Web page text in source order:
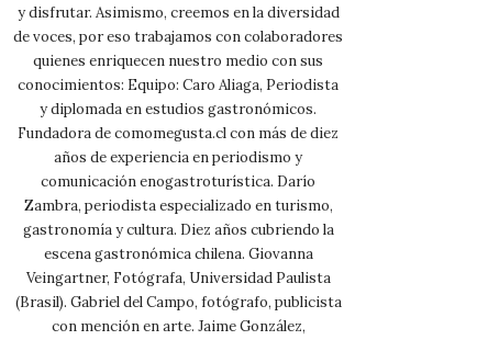
y disfrutar. Asimismo, creemos en la diversidad
de voces, por eso trabajamos con colaboradores
quienes enriquecen nuestro medio con sus
conocimientos: Equipo: Caro Aliaga, Periodista
y diplomada en estudios gastronómicos.
Fundadora de comomegusta.cl con más de diez
años de experiencia en periodismo y
comunicación enogastroturística. Darío
Zambra, periodista especializado en turismo,
gastronomía y cultura. Diez años cubriendo la
escena gastronómica chilena. Giovanna
Veingartner, Fotógrafa, Universidad Paulista
(Brasil). Gabriel del Campo, fotógrafo, publicista
con mención en arte. Jaime González,